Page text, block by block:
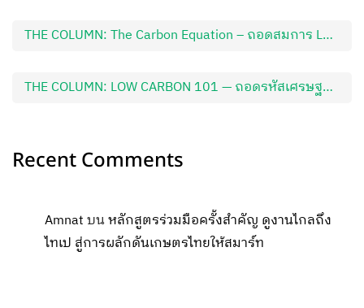
THE COLUMN: The Carbon Equation – ถอดสมการ Low Carbon นิยามและจุดเชื่อมโยงชี้ชะตาธุรกิจเกษตร
THE COLUMN: LOW CARBON 101 — ถอดรหัสเศรษฐกิจคาร์บอนต่ำ ปฐมบทแห่งความอยู่รอดและโอกาสของธุรกิจเกษตร
Recent Comments
Amnatบนหลักสูตรร่วมมือครั้งสำคัญ ดูงานไกลถึง
ไทเป สู่การผลักดันเกษตรไทยให้สมาร์ท